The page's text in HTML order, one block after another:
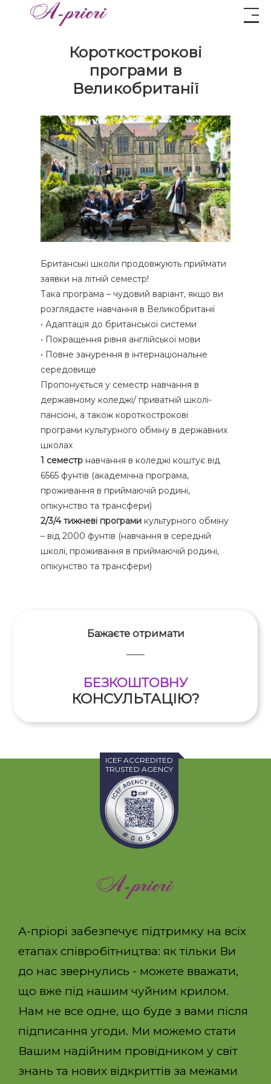
Короткострокові
програми в
Великобританії
Британські школи продовжують приймати
заявки на літній семестр!
Така програма – чудовий варіант, якщо ви
розглядаєте навчання в Великобританії
• Адаптація до британської системи
• Покращення рівня англійської мови
• Повне занурення в інтернаціональне
середовище
Пропонується у семестр навчання в
державному коледжі/ приватній школі-
пансіоні, а також короткострокові
програми культурного обміну в державних
школах
1 семестр навчання в коледжі коштує від
6565 фунтів (академічна програма,
проживання в приймаючій родині,
опікунство та трансфери)
2/3/4 тижневі програми культурного обміну
– від 2000 фунтів (навчання в середній
школі, проживання в приймаючій родині,
опікунство та трансфери)
Форма обратной связи
ОТПРАВИТЬ
Бажаєте отримати
БЕЗКОШТОВНУ
КОНСУЛЬТАЦІЮ?
ICEF ACCREDITED
TRUSTED AGENCY
А-пріорі забезпечує підтримку на всіх
етапах співробітництва: як тільки Ви
до нас звернулись - можете вважати,
що вже під нашим чуйним крилом.
Нам не все одне, що буде з вами після
підписання угоди. Ми можемо стати
Вашим надійним провідником у світ
знань та нових відкриттів за межами